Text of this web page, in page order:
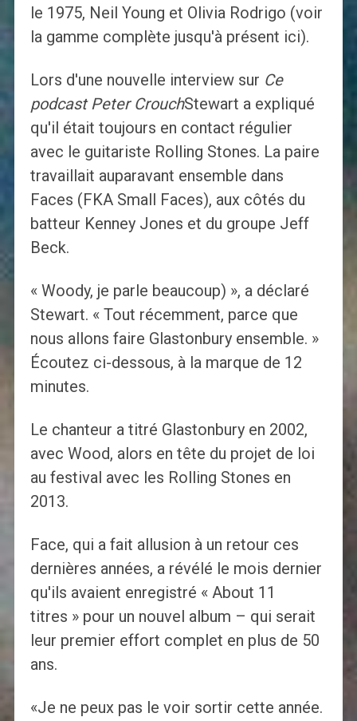
le 1975, Neil Young et Olivia Rodrigo (voir
la gamme complète jusqu'à présent ici).
Lors d'une nouvelle interview sur Ce
podcast Peter CrouchStewart a expliqué
qu'il était toujours en contact régulier
avec le guitariste Rolling Stones. La paire
travaillait auparavant ensemble dans
Faces (FKA Small Faces), aux côtés du
batteur Kenney Jones et du groupe Jeff
Beck.
« Woody, je parle beaucoup) », a déclaré
Stewart. « Tout récemment, parce que
nous allons faire Glastonbury ensemble. »
Écoutez ci-dessous, à la marque de 12
minutes.
Le chanteur a titré Glastonbury en 2002,
avec Wood, alors en tête du projet de loi
au festival avec les Rolling Stones en
2013.
Face, qui a fait allusion à un retour ces
dernières années, a révélé le mois dernier
qu'ils avaient enregistré « About 11
titres » pour un nouvel album – qui serait
leur premier effort complet en plus de 50
ans.
«Je ne peux pas le voir sortir cette année.